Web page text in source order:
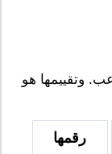
وتقييمها هو
رقمها